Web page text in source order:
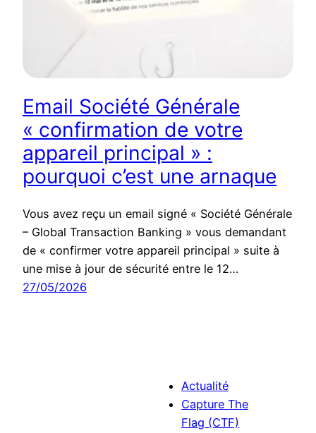
Email Société Générale
« confirmation de votre
appareil principal » :
pourquoi c’est une arnaque
Vous avez reçu un email signé « Société Générale
– Global Transaction Banking » vous demandant
de « confirmer votre appareil principal » suite à
une mise à jour de sécurité entre le 12…
27/05/2026
Actualité
Capture The
Flag (CTF)